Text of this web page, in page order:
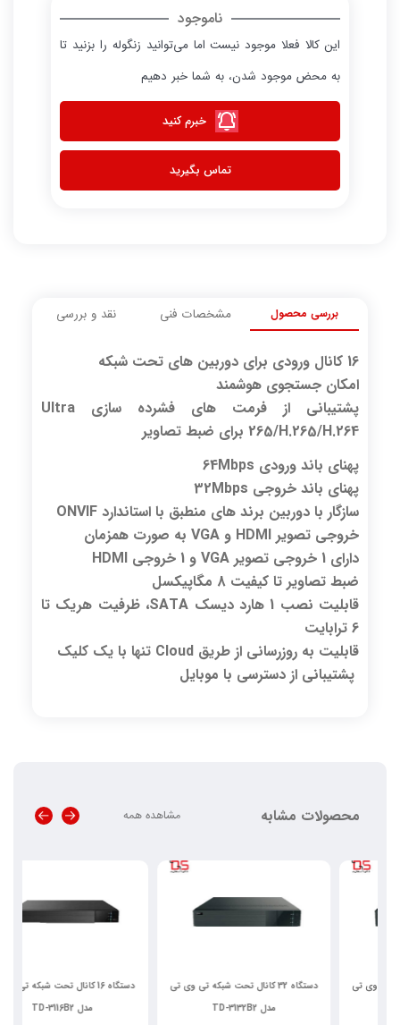
ناموجود
این کالا فعلا موجود نیست اما می‌توانید زنگوله را بزنید تا
به محض موجود شدن، به شما خبر دهیم
خبرم کنید
تماس بگیرید
بررسی محصول مشخصات فنی نقد و بررسی
16 کانال ورودی برای دوربین های تحت شبکه
امکان جستجوی هوشمند
پشتیبانی از فرمت های فشرده سازی Ultra
265/H.265/H.264 برای ضبط تصاویر
پهنای باند ورودی 64Mbps
پهنای باند خروجی 32Mbps
سازگار با دوربین برند های منطبق با استاندارد ONVIF
خروجی تصویر HDMI و VGA به صورت همزمان
دارای 1 خروجی تصویر VGA و 1 خروجی HDMI
ضبط تصاویر تا کیفیت 8 مگاپیکسل
قابلیت نصب 1 هارد دیسک SATA، ظرفیت هریک تا
6 ترابایت
قابلیت به روزرسانی از طریق Cloud تنها با یک کلیک
پشتیبانی از دسترسی با موبایل
محصولات مشابه مشاهده همه
دستگاه 32 کانال تحت شبکه تی وی تی
دستگاه 16 کانال تحت شبکه تی وی تی